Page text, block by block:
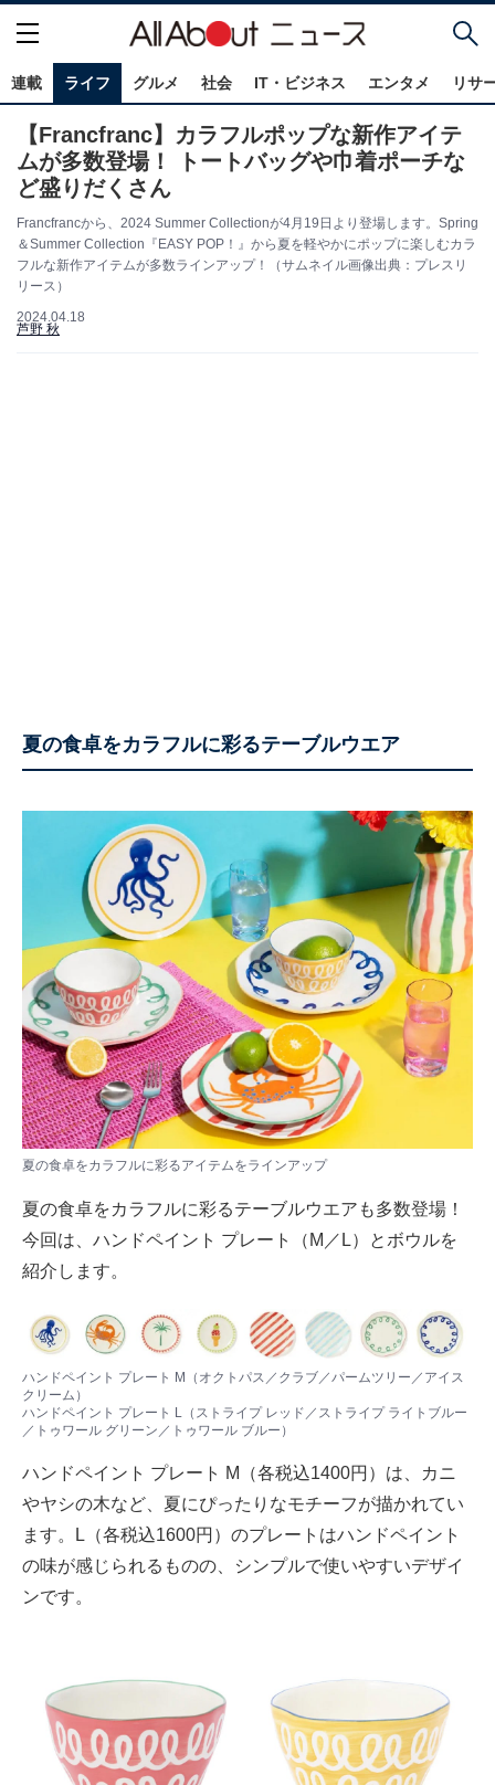
連載 ライフ グルメ 社会 IT・ビジネス エンタメ リサ
【Francfranc】カラフルポップな新作アイテ
ムが多数登場！ トートバッグや巾着ポーチな
ど盛りだくさん
Francfrancから、2024 Summer Collectionが4月19日より登場します。Spring
＆Summer Collection『EASY POP！』から夏を軽やかにポップに楽しむカラ
フルな新作アイテムが多数ラインアップ！（サムネイル画像出典：プレスリ
リース）
2024.04.18
芦野 秋
夏の食卓をカラフルに彩るテーブルウエア
夏の食卓をカラフルに彩るアイテムをラインアップ
夏の食卓をカラフルに彩るテーブルウエアも多数登場！
今回は、ハンドペイント プレート（M／L）とボウルを
紹介します。
ハンドペイント プレート M（オクトパス／クラブ／パームツリー／アイス
クリーム）
ハンドペイント プレート L（ストライプ レッド／ストライプ ライトブルー
／トゥワール グリーン／トゥワール ブルー）
ハンドペイント プレート M（各税込1400円）は、カニ
やヤシの木など、夏にぴったりなモチーフが描かれてい
ます。L（各税込1600円）のプレートはハンドペイント
の味が感じられるものの、シンプルで使いやすいデザイ
ンです。